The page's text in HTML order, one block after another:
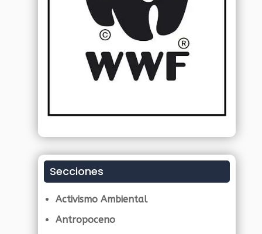
Secciones
Activismo Ambiental
Antropoceno